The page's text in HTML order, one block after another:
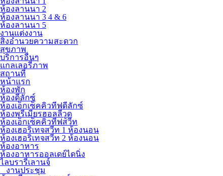
ห้องลานนา 2
ห้องลานนา 3 4 & 6
ห้องลานนา 5
งานแต่งงาน
สิ่งอำนวยความสะดวก
สุขภาพ
บริการอื่นๆ
แกลเลอรี่ภาพ
สถานที่
หน้าแรก
ห้องพัก
ห้องดีลักซ์
ห้องเอ็กเซ็คคิวทีฟดีลักซ์
ห้องพรีเมียรฮอลลีวูด
ห้องเอ็กเซ็คคิวทีฟสวีท
ห้องเฮอริเทจสวีท 1 ห้องนอน
ห้องเฮอริเทจสวีท 2 ห้องนอน
ห้องอาหาร
ห้องอาหารออลเดย์ไดนิ่ง
ไลบรารี่เลานจ์
งานประชุม